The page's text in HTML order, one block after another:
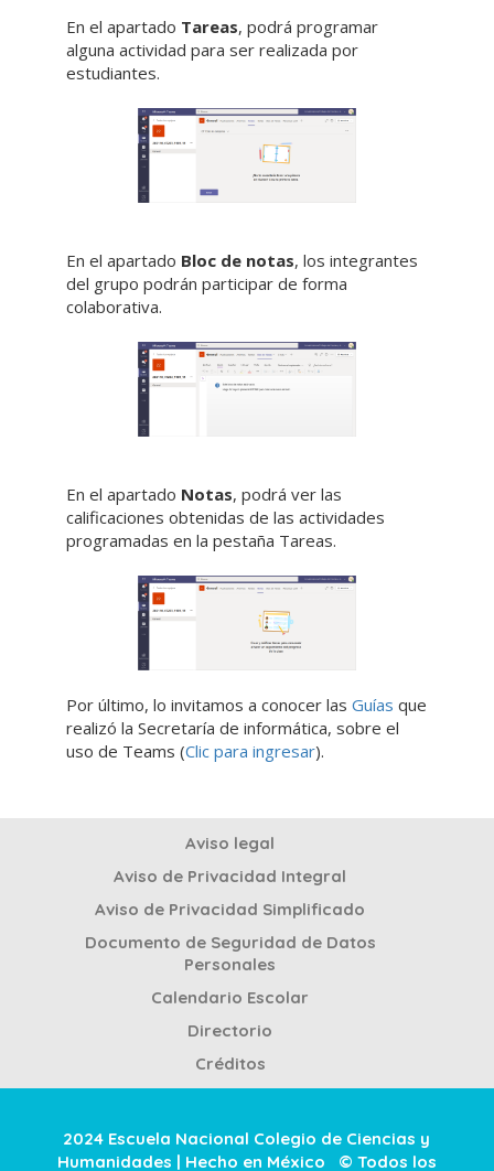
En el apartado Tareas, podrá programar
alguna actividad para ser realizada por
estudiantes.
En el apartado Bloc de notas, los integrantes
del grupo podrán participar de forma
colaborativa.
En el apartado Notas, podrá ver las
calificaciones obtenidas de las actividades
programadas en la pestaña Tareas.
Por último, lo invitamos a conocer las Guías que
realizó la Secretaría de informática, sobre el
uso de Teams (Clic para ingresar).
Aviso legal
Aviso de Privacidad Integral
Aviso de Privacidad Simplificado
Documento de Seguridad de Datos
Personales
Calendario Escolar
Directorio
Créditos
2024 Escuela Nacional Colegio de Ciencias y
Humanidades | Hecho en México © Todos los